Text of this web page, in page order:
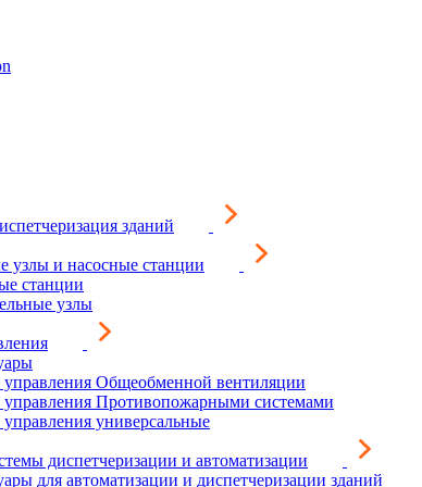
зданий
узлы и насосные станции
станции
узлы
Общеобменной вентиляции
Противопожарными системами
универсальные
диспетчеризации и автоматизации
для автоматизации и диспетчеризации зданий